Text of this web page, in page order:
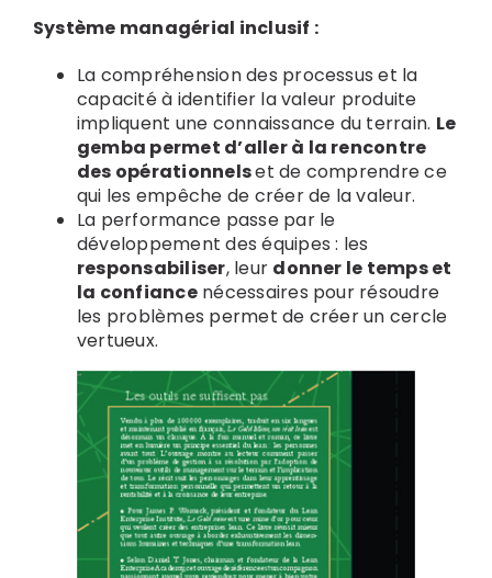
Système managérial inclusif :
La compréhension des processus et la
capacité à identifier la valeur produite
impliquent une connaissance du terrain. Le
gemba permet d’aller à la rencontre
des opérationnelset de comprendre ce
qui les empêche de créer de la valeur.
La performance passe par le
développement des équipes : les
responsabiliser, leur donner le temps et
la confiancenécessaires pour résoudre
les problèmes permet de créer un cercle
vertueux.